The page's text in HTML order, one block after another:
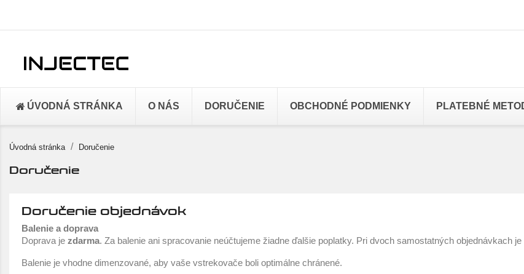
ÚVODNÁ STRÁNKA O NÁS DORUČENIE OBCHODNÉ PODMIENKY PLATEBNÉ
Úvodná stránka Doručenie
Doručenie
Doručenie objednávok
Balenie a doprava
Doprava je zdarma. Za balenie ani spracovanie neúčtujeme žiadne ďalšie poplatky. Pri dvoch samostatných objednávkach
Balenie je vhodne dimenzované, aby vaše vstrekovače boli optimálne chránené.